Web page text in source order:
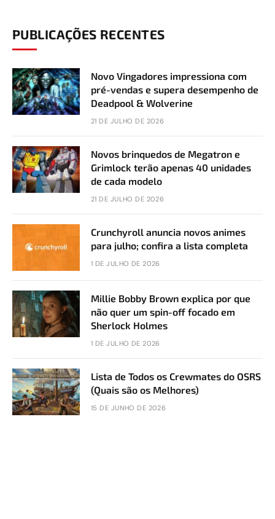
PUBLICAÇÕES RECENTES
Novo Vingadores impressiona com
pré-vendas e supera desempenho de
Deadpool & Wolverine
21 DE JULHO DE 2026
Novos brinquedos de Megatron e
Grimlock terão apenas 40 unidades
de cada modelo
21 DE JULHO DE 2026
Crunchyroll anuncia novos animes
para julho; confira a lista completa
1 DE JULHO DE 2026
Millie Bobby Brown explica por que
não quer um spin-off focado em
Sherlock Holmes
1 DE JULHO DE 2026
Lista de Todos os Crewmates do OSRS
(Quais são os Melhores)
15 DE JUNHO DE 2026